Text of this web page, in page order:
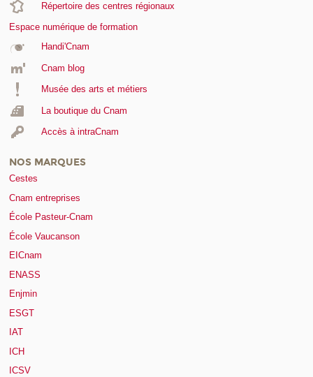
Répertoire des centres régionaux
Espace numérique de formation
Handi'Cnam
Cnam blog
Musée des arts et métiers
La boutique du Cnam
Accès à intraCnam
NOS MARQUES
Cestes
Cnam entreprises
École Pasteur-Cnam
École Vaucanson
EICnam
ENASS
Enjmin
ESGT
IAT
ICH
ICSV